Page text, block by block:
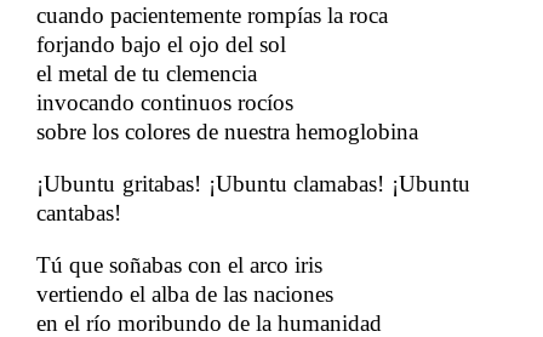
cuando pacientemente rompías la roca
forjando bajo el ojo del sol
el metal de tu clemencia
invocando continuos rocíos
sobre los colores de nuestra hemoglobina
¡Ubuntu gritabas! ¡Ubuntu clamabas! ¡Ubuntu
cantabas!
Tú que soñabas con el arco iris
vertiendo el alba de las naciones
en el río moribundo de la humanidad